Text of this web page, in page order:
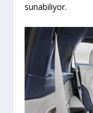
sunabiliyor.